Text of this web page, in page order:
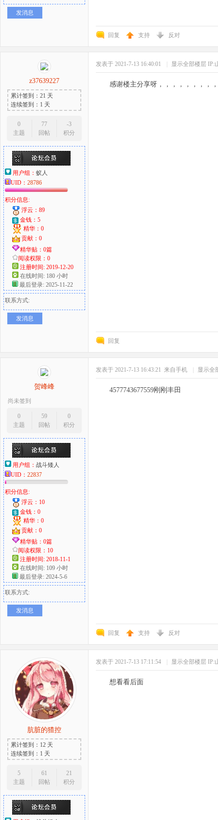
发消息
回复 支持 反对
z37639227
累计签到：21 天
连续签到：1 天
0
主题
77
回帖
-3
积分
用户组： 蚁人
UID： 28786
积分信息:
浮云：89
金钱：5
精华：0
贡献：0
精华贴：0篇
阅读权限：0
注册时间: 2019-12-20
在线时间: 180 小时
最后登录: 2025-11-22
联系方式:
发消息
发表于 2021-7-13 16:40:01 显示全部楼层 IP:
感谢楼主分享呀，，，，，，，，
回复
贺峰峰
尚未签到
0
主题
59
回帖
0
积分
用户组： 战斗矮人
UID： 22837
积分信息:
浮云：10
金钱：0
精华：0
贡献：0
精华贴：0篇
阅读权限：10
注册时间: 2018-11-1
在线时间: 109 小时
最后登录: 2024-5-6
联系方式:
发消息
发表于 2021-7-13 16:43:21 来自手机 显示全
4577743677559刚刚丰田
回复 支持 反对
肮脏的猹控
累计签到：12 天
连续签到：1 天
5
主题
61
回帖
21
积分
发表于 2021-7-13 17:11:54 显示全部楼层 IP:
想看看